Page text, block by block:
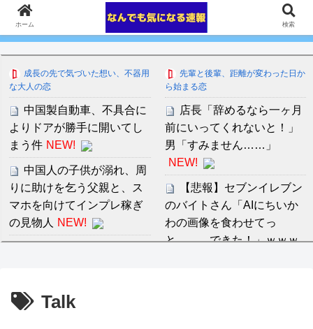
成長の先で気づいた想い、不器用
な大人の恋
中国製自動車、不具合に
よりドアが勝手に開いてし
まう件 NEW!
中国人の子供が溺れ、周
りに助けを乞う父親と、ス
マホを向けてインプレ稼ぎ
の見物人
NEW!
ないですよ」との声も
先輩と後輩、距離が変わった日か
ら始まる恋
店長「辞めるなら一ヶ月
前にいってくれないと！」
男「すみません……」
NEW!
【悲報】セブンイレブン
のバイトさん「AIにちいか
わの画像を食わせてっ
と………できた！」ｗｗｗ
Talk
ホーム 検索